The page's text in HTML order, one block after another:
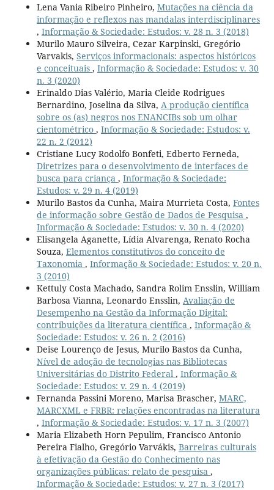
Lena Vania Ribeiro Pinheiro, Mutações na ciência da
informação e reflexos nas mandalas interdisciplinares
, Informação & Sociedade: Estudos: v. 28 n. 3 (2018)
Murilo Mauro Silveira, Cezar Karpinski, Gregório
Varvakis, Serviços informacionais: aspectos históricos
e conceituais , Informação & Sociedade: Estudos: v. 30
n. 3 (2020)
Erinaldo Dias Valério, Maria Cleide Rodrigues
Bernardino, Joselina da Silva, A produção científica
sobre os (as) negros nos ENANCIBs sob um olhar
cientométrico , Informação & Sociedade: Estudos: v.
22 n. 2 (2012)
Cristiane Lucy Rodolfo Bonfeti, Edberto Ferneda,
Diretrizes para o desenvolvimento de interfaces de
busca para criança , Informação & Sociedade:
Estudos: v. 29 n. 4 (2019)
Murilo Bastos da Cunha, Maira Murrieta Costa, Fontes
de informação sobre Gestão de Dados de Pesquisa ,
Informação & Sociedade: Estudos: v. 30 n. 4 (2020)
Elisangela Aganette, Lídia Alvarenga, Renato Rocha
Souza, Elementos constitutivos do conceito de
Taxonomia , Informação & Sociedade: Estudos: v. 20 n.
3 (2010)
Kettuly Costa Machado, Sandra Rolim Ensslin, William
Barbosa Vianna, Leonardo Ensslin, Avaliação de
Desempenho na Gestão da Informação Digital:
contribuições da literatura científica , Informação &
Sociedade: Estudos: v. 26 n. 2 (2016)
Deise Lourenço de Jesus, Murilo Bastos da Cunha,
Nível de adoção de tecnologias nas Bibliotecas
Universitárias do Distrito Federal , Informação &
Sociedade: Estudos: v. 29 n. 4 (2019)
Fernanda Passini Moreno, Marisa Brascher, MARC,
MARCXML e FRBR: relações encontradas na literatura
, Informação & Sociedade: Estudos: v. 17 n. 3 (2007)
Maria Elizabeth Horn Pepulim, Francisco Antonio
Pereira Fialho, Gregório Varvákis, Barreiras culturais
à efetivação da Gestão do Conhecimento nas
organizações públicas: relato de pesquisa ,
Informação & Sociedade: Estudos: v. 27 n. 3 (2017)